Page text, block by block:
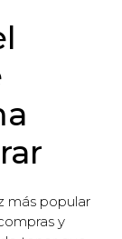
más popular
y